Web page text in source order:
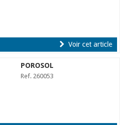
Voir cet article
POROSOL
Ref. 260053